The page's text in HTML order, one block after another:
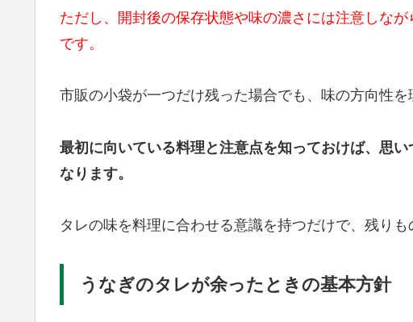
ただし、開封後の保存状態や味の濃さには注意しな
です。
市販の小袋が一つだけ残った場合でも、味の方向性
最初に向いている料理と注意点を知っておけば、思
なります。
タレの味を料理に合わせる意識を持つだけで、残りも
うなぎのタレが余ったときの基本方針